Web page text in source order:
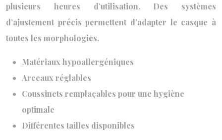
plusieurs heures d’utilisation. Des systèmes
d’ajustement précis permettent d’adapter le casque à
toutes les morphologies.
Matériaux hypoallergéniques
Arceaux réglables
Coussinets remplaçables pour une hygiène
optimale
Différentes tailles disponibles